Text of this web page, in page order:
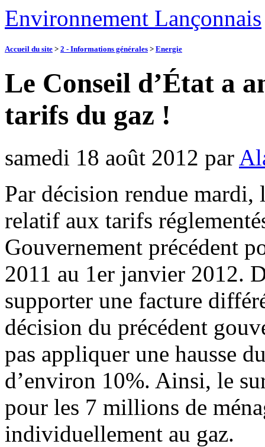
Environnement Lançonnais
Accueil du site > 2 - Informations générales > Energie
Le Conseil d’État a
tarifs du gaz !
samedi 18 août 2012 par
Par décision rendue mardi,
relatif aux tarifs
Gouvernement précédent
2011 au 1er janvier 2012.
supporter une facture
décision du précédent
pas appliquer une hausse
d’environ 10%. Ainsi, le
pour les 7 millions de
individuellement au gaz.